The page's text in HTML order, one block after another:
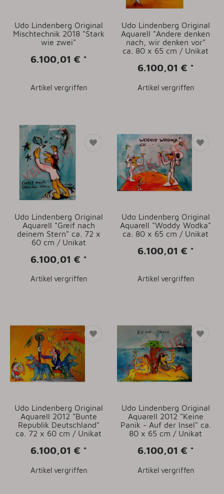
Udo Lindenberg Original
Mischtechnik 2018 "Stark
wie zwei"
6.100,01 € *
Artikel vergriffen
Udo Lindenberg Original
Aquarell "Andere denken
nach, wir denken vor"
ca. 80 x 65 cm / Unikat
6.100,01 € *
Artikel vergriffen
Udo Lindenberg Original
Aquarell "Greif nach
deinem Stern" ca. 72 x
60 cm / Unikat
6.100,01 € *
Artikel vergriffen
Udo Lindenberg Original
Aquarell "Woddy Wodka"
ca. 80 x 65 cm / Unikat
6.100,01 € *
Artikel vergriffen
Udo Lindenberg Original
Aquarell 2012 "Bunte
Republik Deutschland"
ca. 72 x 60 cm / Unikat
6.100,01 € *
Artikel vergriffen
Udo Lindenberg Original
Aquarell 2012 "Keine
Panik - Auf der Insel" ca.
80 x 65 cm / Unikat
6.100,01 € *
Artikel vergriffen